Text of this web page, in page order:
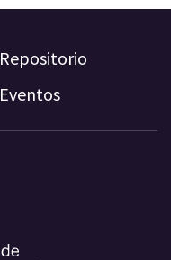
Repositorio
Eventos